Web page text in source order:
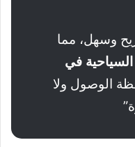
وسهل، مما
السياحية في
الوصول ولا